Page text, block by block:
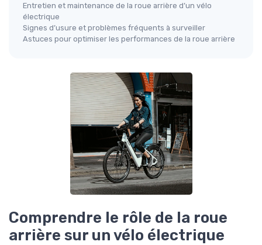
Entretien et maintenance de la roue arrière d’un vélo
électrique
Signes d’usure et problèmes fréquents à surveiller
Astuces pour optimiser les performances de la roue arrière
Comprendre le rôle de la roue
arrière sur un vélo électrique